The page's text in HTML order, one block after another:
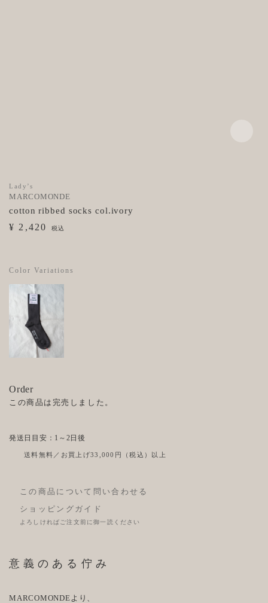
Lady’s
MARCOMONDE
cotton ribbed socks col.ivory
¥ 2,420 税込
Color Variations
Order
この商品は完売しました。
発送日目安：1～2日後
送料無料／お買上げ33,000円（税込）以上
この商品について問い合わせる
ショッピングガイド
よろしければご注文前に御一読ください
意義のある佇み
MARCOMONDEより、